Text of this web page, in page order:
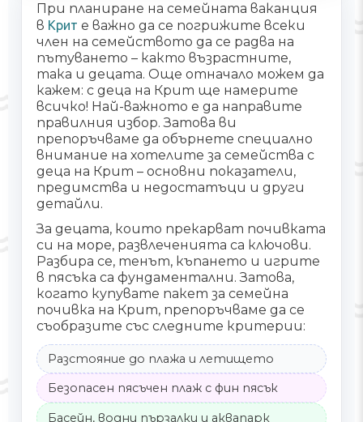
При планиране на семейната ваканция
в Крит е важно да се погрижите всеки
член на семейството да се радва на
пътуването – както възрастните,
така и децата. Още отначало можем да
кажем: с деца на Крит ще намерите
всичко! Най-важното е да направите
правилния избор. Затова ви
препоръчваме да обърнете специално
внимание на хотелите за семейства с
деца на Крит – основни показатели,
предимства и недостатъци и други
детайли.
За децата, които прекарват почивката
си на море, развлеченията са ключови.
Разбира се, тенът, къпането и игрите
в пясъка са фундаментални. Затова,
когато купувате пакет за семейна
почивка на Крит, препоръчваме да се
съобразите със следните критерии:
Разстояние до плажа и летището
Безопасен пясъчен плаж с фин пясък
Басейн, водни пързалки и аквапарк